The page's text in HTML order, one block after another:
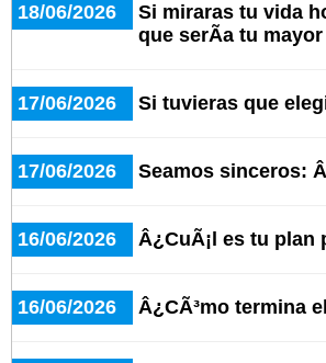
18/06/2026
Si miraras tu vida
que serÃ­a tu
17/06/2026 Si tuvieras que
17/06/2026 Seamos sinceros:
16/06/2026 Â¿CuÃ¡l es tu plan
16/06/2026 Â¿CÃ³mo termina